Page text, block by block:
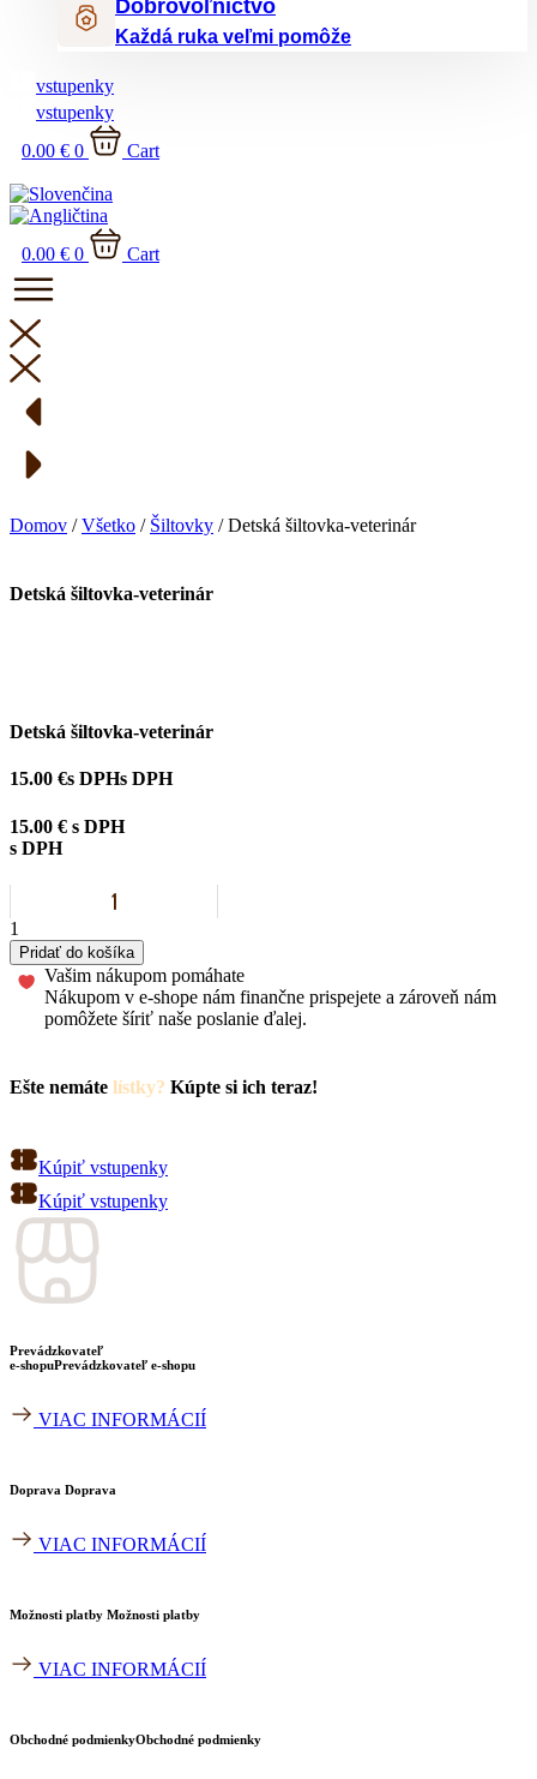
Dobrovoľníctvo
Každá ruka veľmi pomôže
vstupenky
vstupenky
0.00 € 0 Cart
0.00 € 0 Cart
Domov /Všetko / Šiltovky / Detská šiltovka-veterinár
Detská šiltovka-veterinár
Detská šiltovka-veterinár
15.00 €s DPHs DPH
15.00 € s DPH
s DPH
1
Pridať do košíka
Vašim nákupom pomáhate
Nákupom v e-shope nám finančne prispejete a zároveň nám
pomôžete šíriť naše poslanie ďalej.
Ešte nemáte lístky? Kúpte si ich teraz!
Kúpiť vstupenky
Kúpiť vstupenky
Prevádzkovateľ
e-shopuPrevádzkovateľ e-shopu
VIAC INFORMÁCIÍ
Doprava Doprava
VIAC INFORMÁCIÍ
Možnosti platby Možnosti platby
VIAC INFORMÁCIÍ
Obchodné podmienky​Obchodné podmienky​